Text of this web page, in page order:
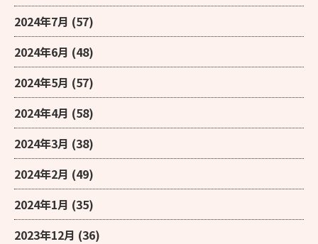
2024年7月 (57)
2024年6月 (48)
2024年5月 (57)
2024年4月 (58)
2024年3月 (38)
2024年2月 (49)
2024年1月 (35)
2023年12月 (36)